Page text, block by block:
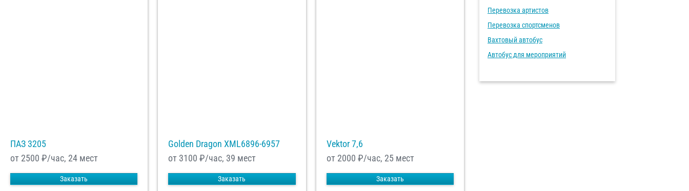
ПАЗ 3205
от 2500 ₽/час, 24 мест
Заказать
Golden Dragon XML6896-6957
от 3100 ₽/час, 39 мест
Заказать
Vektor 7,6
от 2000 ₽/час, 25 мест
Заказать
Перевозка артистов
Перевозка спортсменов
Вахтовый автобус
Автобус для мероприятий